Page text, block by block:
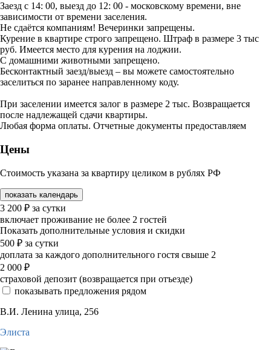
Заезд с 14: 00, выезд до 12: 00 - московскому времени, вне
зависимости от времени заселения.
Не сдаётся компаниям! Вечеринки запрещены.
Курение в квартире строго запрещено. Штраф в размере 3 тыс
руб. Имеется место для курения на лоджии.
С домашними животными запрещено.
Бесконтaктный зaeзд/выезд – вы можeте cамocтоятельно
зaceлитьcя пo зapанеe напpaвленному коду.
При заселении имеется залог в размере 2 тыс. Возвращается
после надлежащей сдачи квартиры.
Любая форма оплаты. Отчетные документы предоставляем
Цены
Стоимость указана за квартиру целиком в рублях РФ
показать календарь
3 200 ₽ за сутки
включает проживание не более 2 гостей
Показать дополнительные условия и скидки
500 ₽ за сутки
доплата за каждого дополнительного гостя свыше 2
2 000 ₽
страховой депозит (возвращается при отъезде)
показывать предложения рядом
В.И. Ленина улица, 256
Элиста